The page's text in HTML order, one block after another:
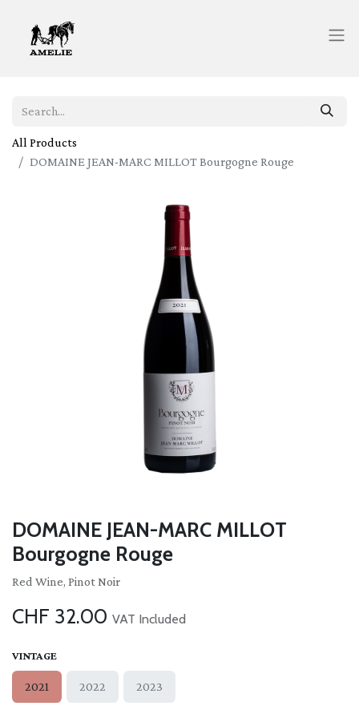
All Products
DOMAINE JEAN-MARC MILLOT Bourgogne Rouge
DOMAINE JEAN-MARC MILLOT
Bourgogne Rouge
Red Wine, Pinot Noir
CHF 32.00 VAT Included
VINTAGE
2021 2022 2023